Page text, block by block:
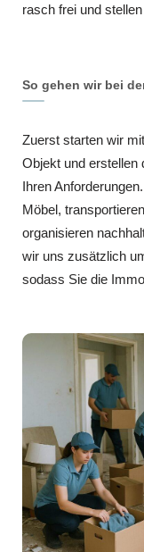
rasch frei und
So gehen wir bei
Zuerst starten wir
Objekt und erstellen
Ihren
Möbel,
organisieren
wir uns zusätzlich
sodass Sie die